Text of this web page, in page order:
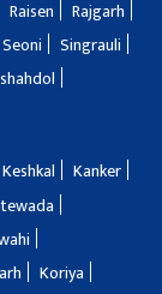
Raisen
Rajgarh
Seoni
Singrauli
shahdol
Keshkal
Kanker
Koriya